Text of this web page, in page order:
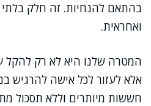
בהתאם להנחיות. זה חלק
ואחראית.
המטרה שלנו היא לא רק להקל
אלא לעזור לכל אישה להרגיש
חששות מיותרים וללא תסכול